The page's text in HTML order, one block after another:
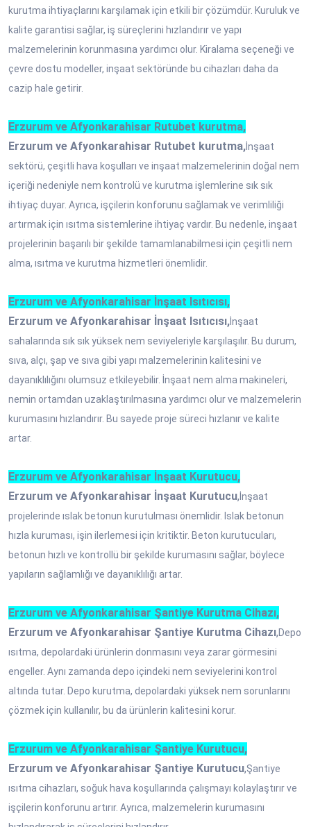
kurutma ihtiyaçlarını karşılamak için etkili bir çözümdür. Kuruluk ve
kalite garantisi sağlar, iş süreçlerini hızlandırır ve yapı
malzemelerinin korunmasına yardımcı olur. Kiralama seçeneği ve
çevre dostu modeller, inşaat sektöründe bu cihazları daha da
cazip hale getirir.
Erzurum ve Afyonkarahisar Rutubet kurutma,
Erzurum ve Afyonkarahisar Rutubet kurutma,İnşaat
sektörü, çeşitli hava koşulları ve inşaat malzemelerinin doğal nem
içeriği nedeniyle nem kontrolü ve kurutma işlemlerine sık sık
ihtiyaç duyar. Ayrıca, işçilerin konforunu sağlamak ve verimliliği
artırmak için ısıtma sistemlerine ihtiyaç vardır. Bu nedenle, inşaat
projelerinin başarılı bir şekilde tamamlanabilmesi için çeşitli nem
alma, ısıtma ve kurutma hizmetleri önemlidir.
Erzurum ve Afyonkarahisar İnşaat Isıtıcısı,
Erzurum ve Afyonkarahisar İnşaat Isıtıcısı,İnşaat
sahalarında sık sık yüksek nem seviyeleriyle karşılaşılır. Bu durum,
sıva, alçı, şap ve sıva gibi yapı malzemelerinin kalitesini ve
dayanıklılığını olumsuz etkileyebilir. İnşaat nem alma makineleri,
nemin ortamdan uzaklaştırılmasına yardımcı olur ve malzemelerin
kurumasını hızlandırır. Bu sayede proje süreci hızlanır ve kalite
artar.
Erzurum ve Afyonkarahisar İnşaat Kurutucu,
Erzurum ve Afyonkarahisar İnşaat Kurutucu, İnşaat
projelerinde ıslak betonun kurutulması önemlidir. Islak betonun
hızla kuruması, işin ilerlemesi için kritiktir. Beton kurutucuları,
betonun hızlı ve kontrollü bir şekilde kurumasını sağlar, böylece
yapıların sağlamlığı ve dayanıklılığı artar.
Erzurum ve Afyonkarahisar Şantiye Kurutma Cihazı,
Erzurum ve Afyonkarahisar Şantiye Kurutma Cihazı,Depo
ısıtma, depolardaki ürünlerin donmasını veya zarar görmesini
engeller. Aynı zamanda depo içindeki nem seviyelerini kontrol
altında tutar. Depo kurutma, depolardaki yüksek nem sorunlarını
çözmek için kullanılır, bu da ürünlerin kalitesini korur.
Erzurum ve Afyonkarahisar Şantiye Kurutucu,
Erzurum ve Afyonkarahisar Şantiye Kurutucu,Şantiye
ısıtma cihazları, soğuk hava koşullarında çalışmayı kolaylaştırır ve
işçilerin konforunu artırır. Ayrıca, malzemelerin kurumasını